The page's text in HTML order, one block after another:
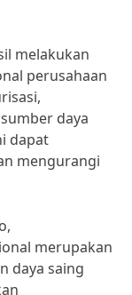
melakukan
perusahaan
daya
dapat
mengurangi
merupakan
daya saing